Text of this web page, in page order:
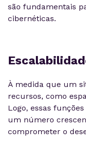
são fundamentais
cibernéticas.
À medida que um
recursos, como
Logo, essas
um número
comprometer o